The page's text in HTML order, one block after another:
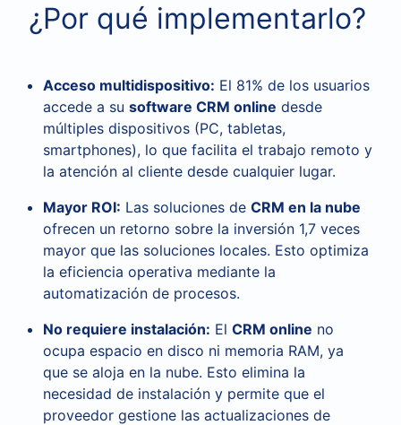
¿Por qué implementarlo?
Acceso multidispositivo: El 81% de los usuarios
accede a su software CRM online desde
múltiples dispositivos (PC, tabletas,
smartphones), lo que facilita el trabajo remoto y
la atención al cliente desde cualquier lugar.
Mayor ROI: Las soluciones de CRM en la nube
ofrecen un retorno sobre la inversión 1,7 veces
mayor que las soluciones locales. Esto optimiza
la eficiencia operativa mediante la
automatización de procesos.
No requiere instalación: El CRM online no
ocupa espacio en disco ni memoria RAM, ya
que se aloja en la nube. Esto elimina la
necesidad de instalación y permite que el
proveedor gestione las actualizaciones de